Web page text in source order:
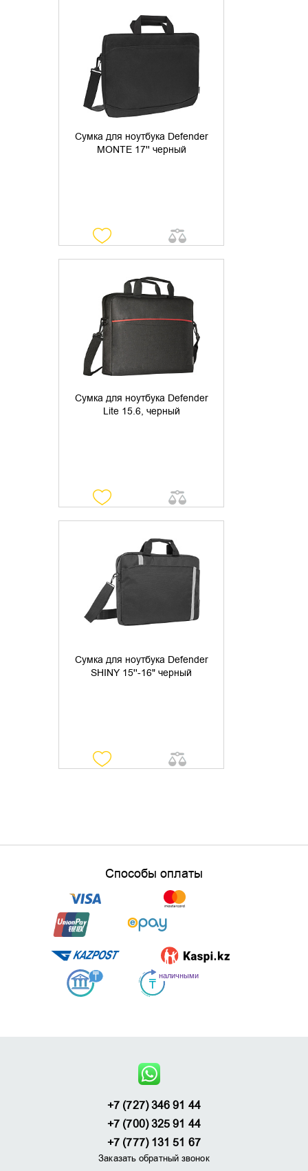
Сумка для ноутбука Defender
MONTE 17'' черный
УТОЧНИТЬ НАЛИЧИЕ
Сумка для ноутбука Defender
Lite 15.6, черный
УТОЧНИТЬ НАЛИЧИЕ
Сумка для ноутбука Defender
SHINY 15''-16" черный
УТОЧНИТЬ НАЛИЧИЕ
Способы оплаты
+7 (727) 346 91 44
+7 (700) 325 91 44
+7 (777) 131 51 67
Заказать обратный звонок